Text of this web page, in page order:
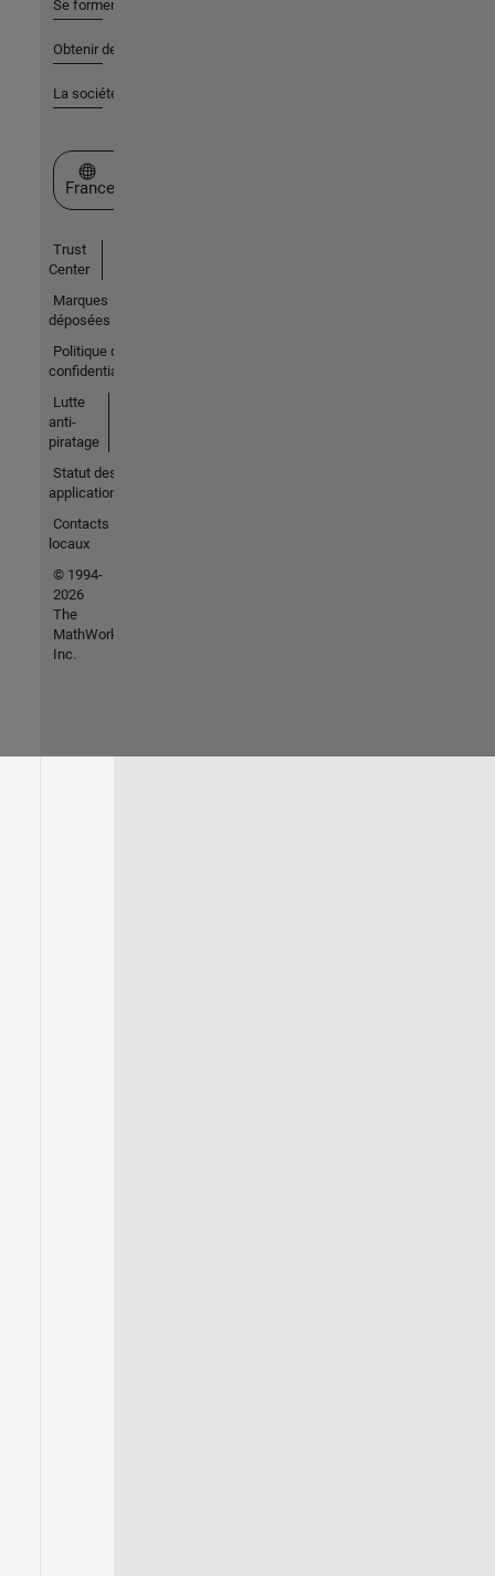
Se former
Obtenir de l'aide
La société
Sélectionner un site web
France
Trust
Center
Marques
déposées
Politique de
confidentialité
Lutte
anti-
piratage
Statut des
applications
Contacts
locaux
© 1994-
2026
The
MathWorks,
Inc.